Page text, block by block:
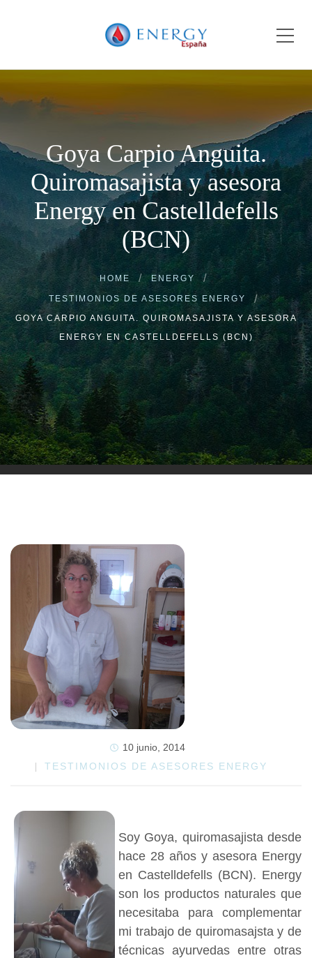
Goya Carpio Anguita.
Quiromasajista y asesora
Energy en Castelldefells
(BCN)
HOME ENERGY
TESTIMONIOS DE ASESORES ENERGY
GOYA CARPIO ANGUITA. QUIROMASAJISTA Y ASESORA
ENERGY EN CASTELLDEFELLS (BCN)
10 junio, 2014
TESTIMONIOS DE ASESORES ENERGY
Soy Goya, quiromasajista desde
hace 28 años y asesora Energy
en Castelldefells (BCN). Energy
son los productos naturales que
necesitaba para complementar
mi trabajo de quiromasajsta y de
técnicas ayurvedas entre otras